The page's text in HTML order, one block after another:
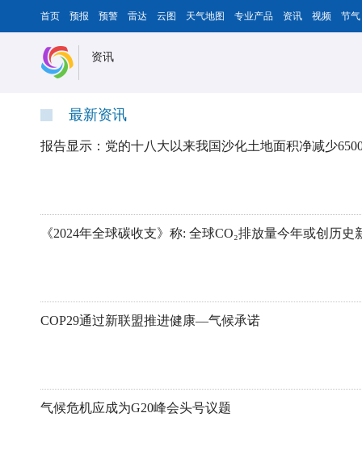
首页 预报 预警 雷达 云图 天气地图 专业产品 资讯 视频 节气
资讯
最新资讯
报告显示：党的十八大以来我国沙化土地面积净减少
《2024年全球碳收支》称: 全球CO₂排放量今年或创历史
COP29通过新联盟推进健康—气候承诺
气候危机应成为G20峰会头号议题